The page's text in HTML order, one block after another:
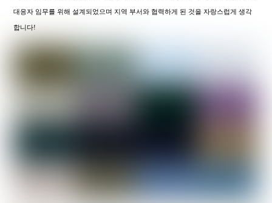
대응자 임무를 위해 설계되었으며 지역 부서와 협력하게 된 것을 자랑스럽게 생각
합니다!